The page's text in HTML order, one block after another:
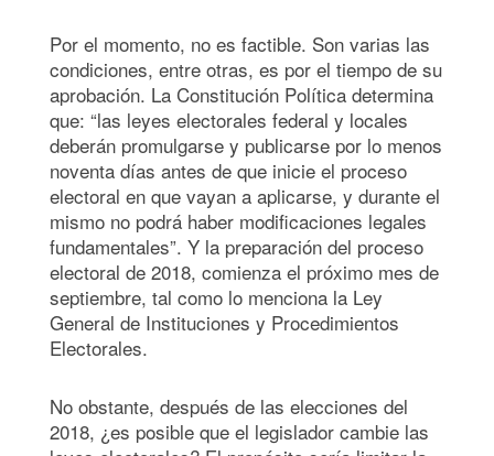
Por el momento, no es factible. Son varias las
condiciones, entre otras, es por el tiempo de su
aprobación. La Constitución Política determina
que: “las leyes electorales federal y locales
deberán promulgarse y publicarse por lo menos
noventa días antes de que inicie el proceso
electoral en que vayan a aplicarse, y durante el
mismo no podrá haber modificaciones legales
fundamentales”. Y la preparación del proceso
electoral de 2018, comienza el próximo mes de
septiembre, tal como lo menciona la Ley
General de Instituciones y Procedimientos
Electorales.
No obstante, después de las elecciones del
2018, ¿es posible que el legislador cambie las